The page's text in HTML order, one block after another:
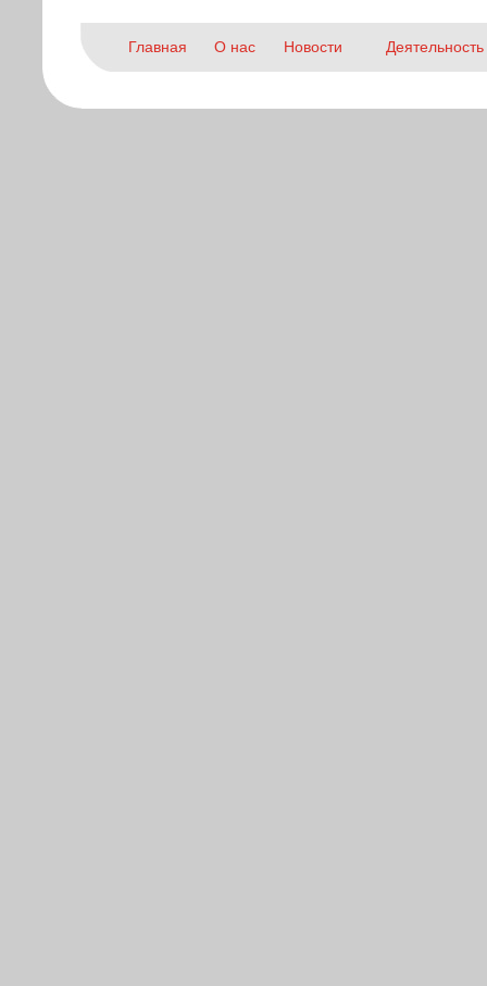
Главная О нас Новости Деятельность